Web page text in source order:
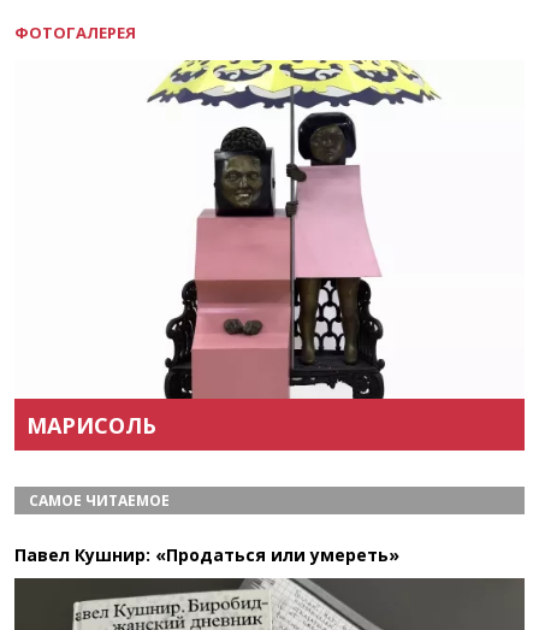
ФОТОГАЛЕРЕЯ
МАРИСОЛЬ
САМОЕ ЧИТАЕМОЕ
Павел Кушнир: «Продаться или умереть»